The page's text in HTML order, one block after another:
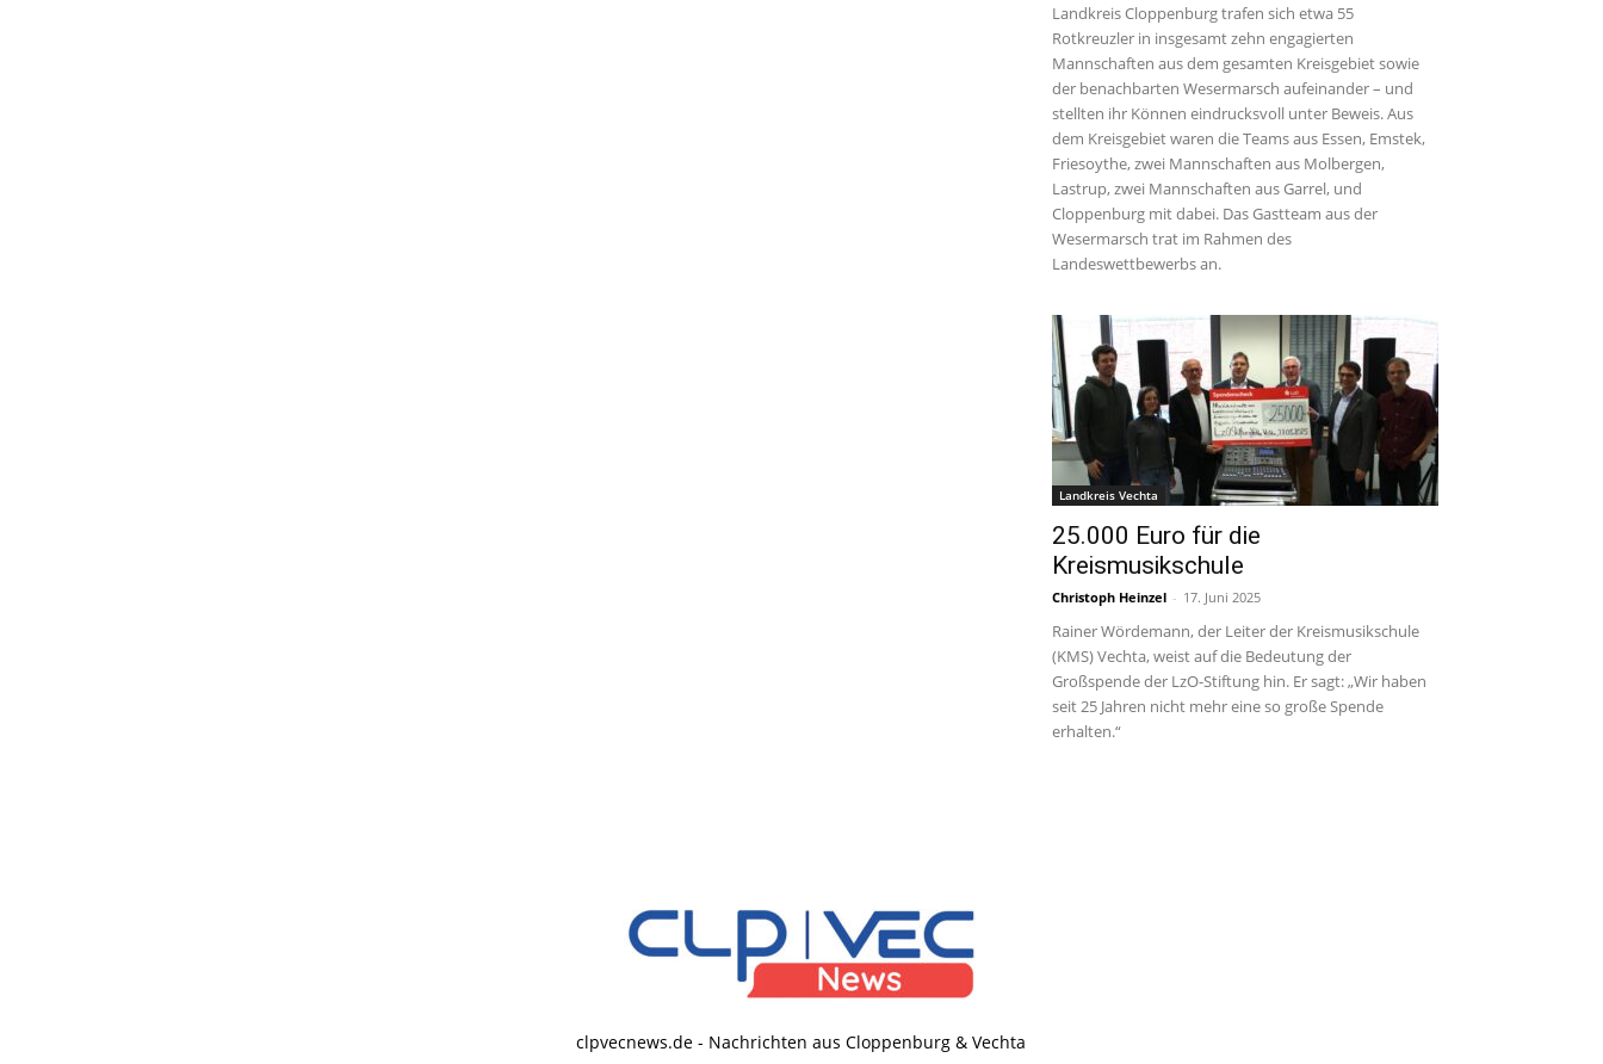
Landkreis Cloppenburg trafen sich etwa 55
Rotkreuzler in insgesamt zehn engagierten
Mannschaften aus dem gesamten Kreisgebiet sowie
der benachbarten Wesermarsch aufeinander – und
stellten ihr Können eindrucksvoll unter Beweis. Aus
dem Kreisgebiet waren die Teams aus Essen, Emstek,
Friesoythe, zwei Mannschaften aus Molbergen,
Lastrup, zwei Mannschaften aus Garrel, und
Cloppenburg mit dabei. Das Gastteam aus der
Wesermarsch trat im Rahmen des
Landeswettbewerbs an.
Landkreis Vechta
25.000 Euro für die
Kreismusikschule
Christoph Heinzel - 17. Juni 2025
Rainer Wördemann, der Leiter der Kreismusikschule
(KMS) Vechta, weist auf die Bedeutung der
Großspende der LzO-Stiftung hin. Er sagt: „Wir haben
seit 25 Jahren nicht mehr eine so große Spende
erhalten.“
clpvecnews.de - Nachrichten aus Cloppenburg & Vechta